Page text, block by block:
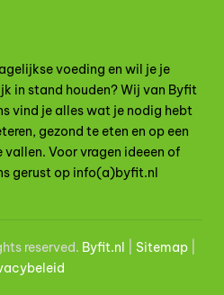
voeding en wil je je
in stand houden? Wij van Byfit
vind je alles wat je nodig hebt
gezond te eten en op een
Voor vragen ideeen of
gerust op info(a)byfit.nl
reserved. Byfit.nl Sitemap|